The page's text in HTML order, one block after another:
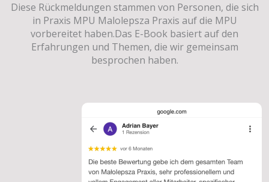
Diese Rückmeldungen stammen von Personen, die sich
in Praxis MPU Malolepsza Praxis auf die MPU
vorbereitet haben.Das E-Book basiert auf den
Erfahrungen und Themen, die wir gemeinsam
besprochen haben.